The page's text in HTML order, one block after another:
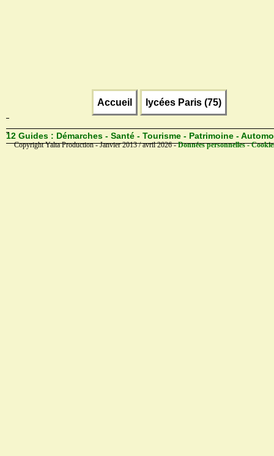
Accueil lycées Paris (75)
12 Guides : Démarches - Santé - Tourisme - Patrimoine -
Copyright Yalta Production - Janvier 2013 / avril 2026 -Données personnelles -